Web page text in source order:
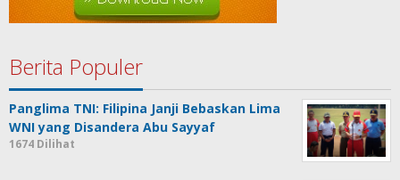
Berita Populer
Panglima TNI: Filipina Janji Bebaskan Lima
WNI yang Disandera Abu Sayyaf
1674 Dilihat